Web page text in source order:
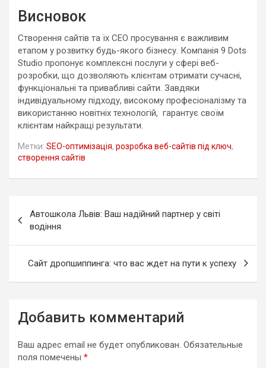
Висновок
Створення сайтів та їх СЕО просування є важливим
етапом у розвитку будь-якого бізнесу. Компанія 9 Dots
Studio пропонує комплексні послуги у сфері веб-
розробки, що дозволяють клієнтам отримати сучасні,
функціональні та привабливі сайти. Завдяки
індивідуальному підходу, високому професіоналізму та
використанню новітніх технологій, гарантує своїм
клієнтам найкращі результати.
Метки: SEO-оптимізація, розробка веб-сайтів під ключ,
створення сайтів
по
записям
Автошкола Львів: Ваш надійний партнер у світі
водіння
Сайт дропшиппинга: что вас ждет на пути к успеху
Добавить комментарий
Ваш адрес email не будет опубликован. Обязательные
поля помечены *